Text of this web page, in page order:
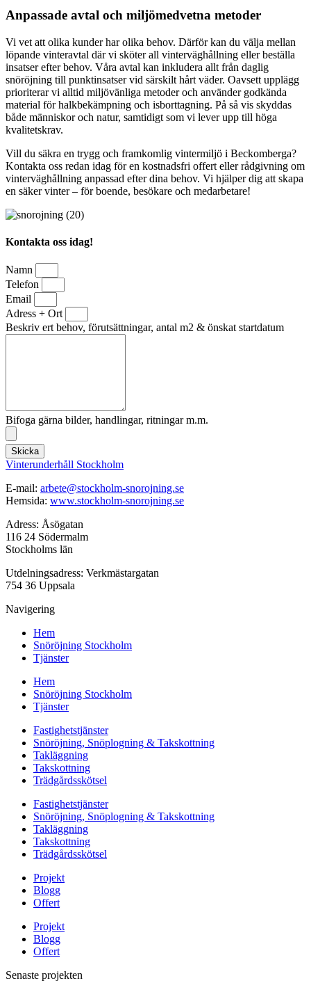
Anpassade avtal och miljömedvetna metoder
Vi vet att olika kunder har olika behov. Därför kan du välja mellan
löpande vinteravtal där vi sköter all vinterväghållning eller beställa
insatser efter behov. Våra avtal kan inkludera allt från daglig
snöröjning till punktinsatser vid särskilt hårt väder. Oavsett upplägg
prioriterar vi alltid miljövänliga metoder och använder godkända
material för halkbekämpning och isborttagning. På så vis skyddas
både människor och natur, samtidigt som vi lever upp till höga
kvalitetskrav.
Vill du säkra en trygg och framkomlig vintermiljö i Beckomberga?
Kontakta oss redan idag för en kostnadsfri offert eller rådgivning om
vinterväghållning anpassad efter dina behov. Vi hjälper dig att skapa
en säker vinter – för boende, besökare och medarbetare!
Kontakta oss idag!
Namn
Telefon
Email
Adress + Ort
Beskriv ert behov, förutsättningar, antal m2 & önskat startdatum
Bifoga gärna bilder, handlingar, ritningar m.m.
Skicka
Vinterunderhåll Stockholm
E-mail: arbete@stockholm-snorojning.se
Hemsida: www.stockholm-snorojning.se
Adress: Åsögatan
116 24 Södermalm
Stockholms län
Utdelningsadress: Verkmästargatan
754 36 Uppsala
Navigering
Hem
Snöröjning Stockholm
Tjänster
Hem
Snöröjning Stockholm
Tjänster
Fastighetstjänster
Snöröjning, Snöplogning & Takskottning
Takläggning
Takskottning
Trädgårdsskötsel
Fastighetstjänster
Snöröjning, Snöplogning & Takskottning
Takläggning
Takskottning
Trädgårdsskötsel
Projekt
Blogg
Offert
Projekt
Blogg
Offert
Senaste projekten